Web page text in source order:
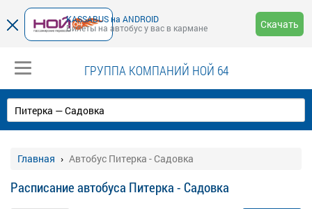
KASSABUS на ANDROID
Билеты на автобус у вас в кармане
Скачать
ГРУППА КОМПАНИЙ НОЙ 64
Главная Автобус Питерка - Садовка
Расписание автобуса Питерка - Садовка